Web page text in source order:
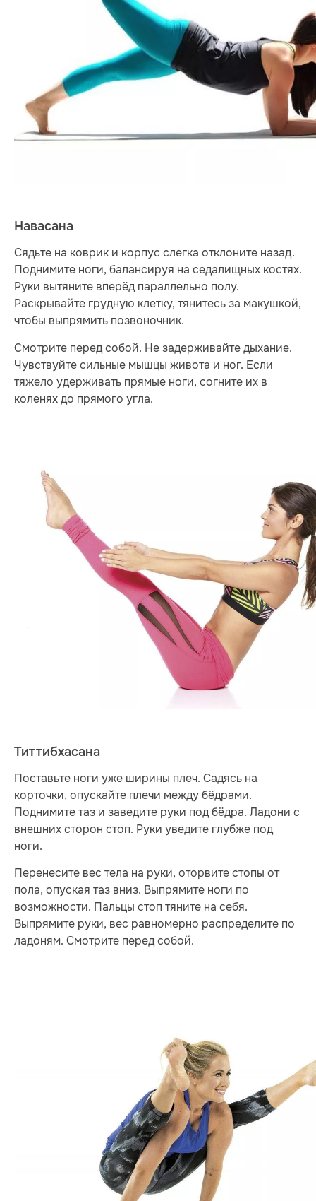
Навасана
Сядьте на коврик и корпус слегка отклоните назад.
Поднимите ноги, балансируя на седалищных костях.
Руки вытяните вперёд параллельно полу.
Раскрывайте грудную клетку, тянитесь за макушкой,
чтобы выпрямить позвоночник.
Смотрите перед собой. Не задерживайте дыхание.
Чувствуйте сильные мышцы живота и ног. Если
тяжело удерживать прямые ноги, согните их в
коленях до прямого угла.
Титтибхасана
Поставьте ноги уже ширины плеч. Садясь на
корточки, опускайте плечи между бёдрами.
Поднимите таз и заведите руки под бёдра. Ладони с
внешних сторон стоп. Руки уведите глубже под
ноги.
Перенесите вес тела на руки, оторвите стопы от
пола, опуская таз вниз. Выпрямите ноги по
возможности. Пальцы стоп тяните на себя.
Выпрямите руки, вес равномерно распределите по
ладоням. Смотрите перед собой.